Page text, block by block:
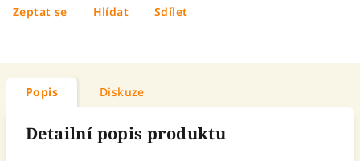
Zeptat se Hlídat Sdílet
Popis Diskuze
Detailní popis produktu